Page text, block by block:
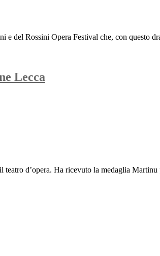
del Rossini Opera Festival che, con questo
Lecca
d’opera. Ha ricevuto la medaglia